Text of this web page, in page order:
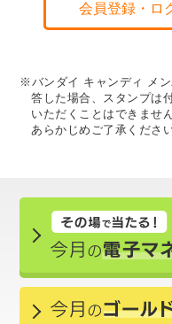
会員登録・ロ
※バンダイ キャンディ メ
答した場合、スタンプは
いただくことはできません
あらかじめご了承ください